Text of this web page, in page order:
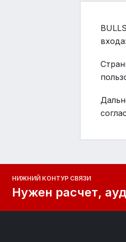
НИЖНИЙ КОНТУР СВЯЗИ
Нужен расчет,